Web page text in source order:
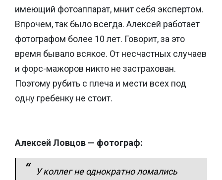
имеющий фотоаппарат, мнит себя экспертом.
Впрочем, так было всегда. Алексей работает
фотографом более 10 лет. Говорит, за это
время бывало всякое. От несчастных случаев
и форс-мажоров никто не застрахован.
Поэтому рубить с плеча и мести всех под
одну гребенку не стоит.
Алексей Ловцов — фотограф:
У коллег не однократно ломались